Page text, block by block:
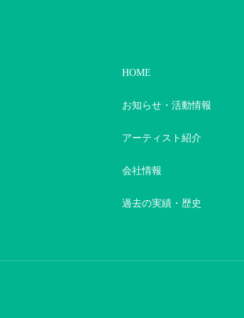
HOME
お知らせ・活動情報
アーティスト紹介
会社情報
過去の実績・歴史